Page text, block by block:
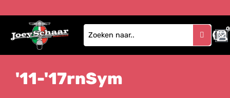
0
0
'11-'17rnSym